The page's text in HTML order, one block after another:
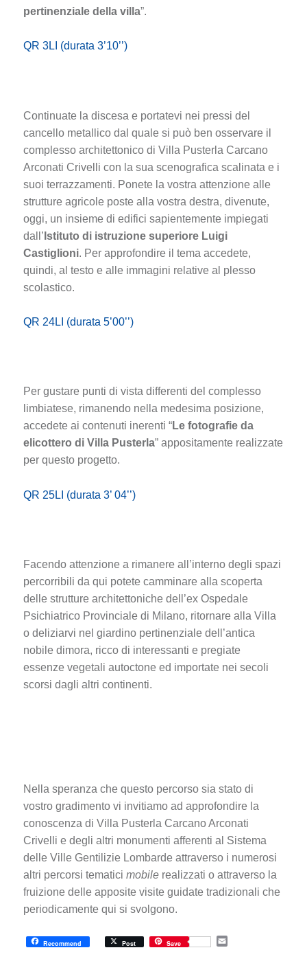
pertinenziale della villa”.
QR 3LI (durata 3’10’’)
Continuate la discesa e portatevi nei pressi del
cancello metallico dal quale si può ben osservare il
complesso architettonico di Villa Pusterla Carcano
Arconati Crivelli con la sua scenografica scalinata e i
suoi terrazzamenti. Ponete la vostra attenzione alle
strutture agricole poste alla vostra destra, divenute,
oggi, un insieme di edifici sapientemente impiegati
dall’ Istituto di istruzione superiore Luigi
Castiglioni. Per approfondire il tema accedete,
quindi, al testo e alle immagini relative al plesso
scolastico.
QR 24LI (durata 5’00’’)
Per gustare punti di vista differenti del complesso
limbiatese, rimanendo nella medesima posizione,
accedete ai contenuti inerenti “Le fotografie da
elicottero di Villa Pusterla” appositamente realizzate
per questo progetto.
QR 25LI (durata 3’ 04’’)
Facendo attenzione a rimanere all’interno degli spazi
percorribili da qui potete camminare alla scoperta
delle strutture architettoniche dell’ex Ospedale
Psichiatrico Provinciale di Milano, ritornare alla Villa
o deliziarvi nel giardino pertinenziale dell’antica
nobile dimora, ricco di interessanti e pregiate
essenze vegetali autoctone ed importate nei secoli
scorsi dagli altri continenti.
Nella speranza che questo percorso sia stato di
vostro gradimento vi invitiamo ad approfondire la
conoscenza di Villa Pusterla Carcano Arconati
Crivelli e degli altri monumenti afferenti al Sistema
delle Ville Gentilizie Lombarde attraverso i numerosi
altri percorsi tematicimobile realizzati o attraverso la
fruizione delle apposite visite guidate tradizionali che
periodicamente qui si svolgono.
Recommend Post Save